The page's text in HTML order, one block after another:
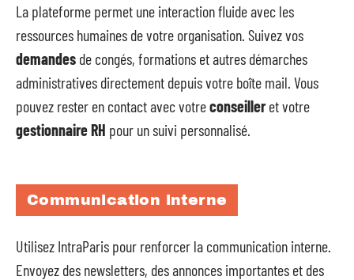
La plateforme permet une interaction fluide avec les
ressources humaines de votre organisation. Suivez vos
demandes de congés, formations et autres démarches
administratives directement depuis votre boîte mail. Vous
pouvez rester en contact avec votreconseilleret votre
gestionnaire RH pour un suivi personnalisé.
Communication interne
Utilisez IntraParis pour renforcer la communication interne.
Envoyez des newsletters, des annonces importantes et des